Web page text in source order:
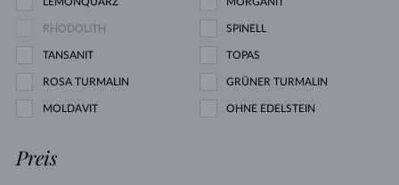
RHODOLITH SPINELL
TANSANIT TOPAS
ROSA TURMALIN GRÜNER TURMALIN
MOLDAVIT OHNE EDELSTEIN
Preis